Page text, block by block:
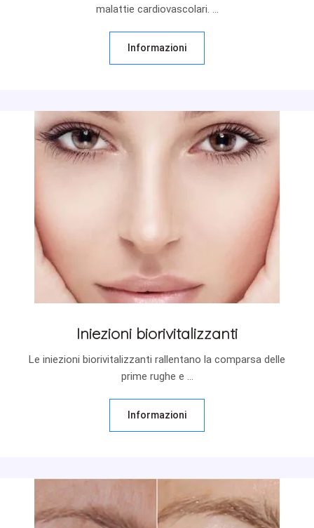
malattie cardiovascolari. ...
Informazioni
Iniezioni biorivitalizzanti
Le iniezioni biorivitalizzanti rallentano la comparsa delle
prime rughe e ...
Informazioni